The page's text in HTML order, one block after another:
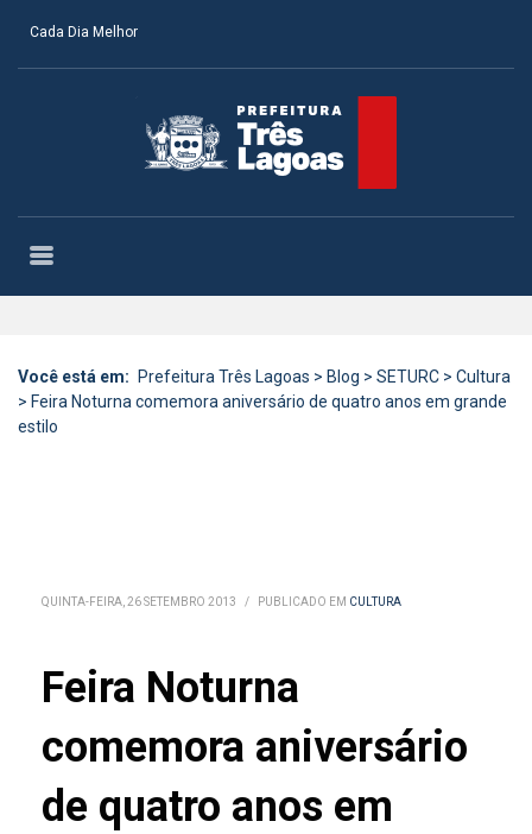
Cada Dia Melhor
Você está em: Prefeitura Três Lagoas > Blog > SETURC > Cultura
> Feira Noturna comemora aniversário de quatro anos em grande
estilo
QUINTA-FEIRA, 26 SETEMBRO 2013 / PUBLICADO EM CULTURA
Feira Noturna
comemora aniversário
de quatro anos em